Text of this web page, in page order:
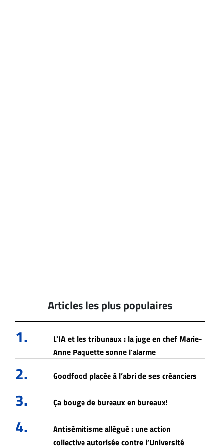
Articles les plus populaires
1.
L'IA et les tribunaux : la juge en chef Marie-
Anne Paquette sonne l'alarme
2. Goodfood placée à l’abri de ses créanciers
3. Ça bouge de bureaux en bureaux!
4.
Antisémitisme allégué : une action
collective autorisée contre l’Université